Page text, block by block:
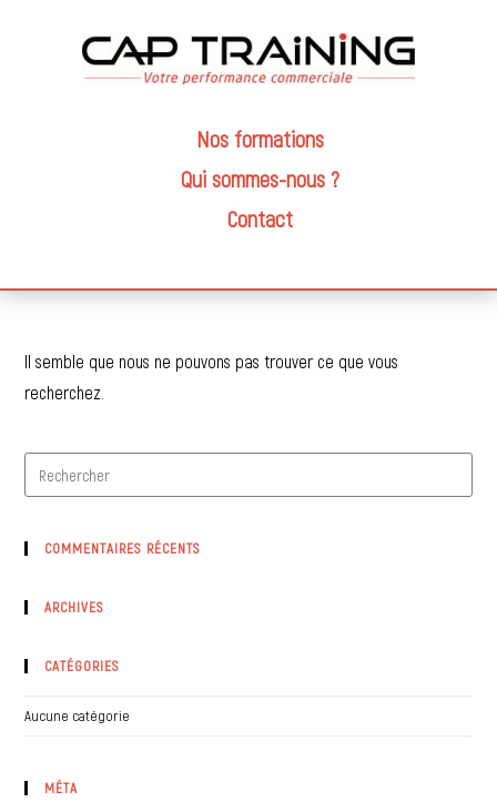
Nos formations
Qui sommes-nous ?
Contact
Il semble que nous ne pouvons pas trouver ce que vous
recherchez.
COMMENTAIRES RÉCENTS
ARCHIVES
CATÉGORIES
Aucune catégorie
MÉTA